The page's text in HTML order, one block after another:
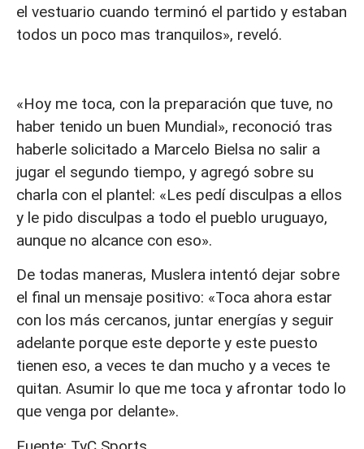
el vestuario cuando terminó el partido y estaban
todos un poco mas tranquilos», reveló.
«Hoy me toca, con la preparación que tuve, no
haber tenido un buen Mundial», reconoció tras
haberle solicitado a Marcelo Bielsa no salir a
jugar el segundo tiempo, y agregó sobre su
charla con el plantel: «Les pedí disculpas a ellos
y le pido disculpas a todo el pueblo uruguayo,
aunque no alcance con eso».
De todas maneras, Muslera intentó dejar sobre
el final un mensaje positivo: «Toca ahora estar
con los más cercanos, juntar energías y seguir
adelante porque este deporte y este puesto
tienen eso, a veces te dan mucho y a veces te
quitan. Asumir lo que me toca y afrontar todo lo
que venga por delante».